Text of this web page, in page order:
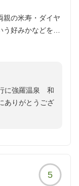
親の米寿・ダイヤ
好みかなどを丁
で眺めが最高で
のお部屋だった
バッチリ、布団
ースあったよう
別に用意されて
ろをあてがって
けだったのと高齢
に強羅温泉 和
ありがとうござ
自慢の温泉にて
5